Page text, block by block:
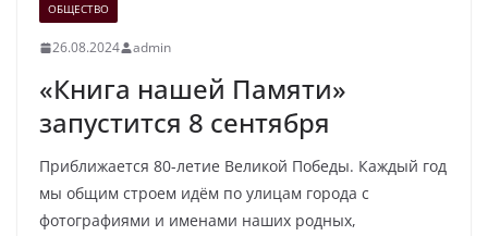
ОБЩЕСТВО
26.08.2024 admin
«Книга нашей Памяти»
запустится 8 сентября
Приближается 80-летие Великой Победы. Каждый год
мы общим строем идём по улицам города с
фотографиями и именами наших родных,